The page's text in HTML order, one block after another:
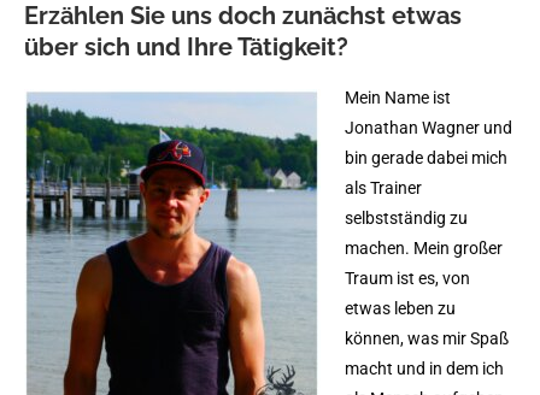
Erzählen Sie uns doch zunächst etwas
über sich und Ihre Tätigkeit?
Mein Name ist
Jonathan Wagner und
bin gerade dabei mich
als Trainer
selbstständig zu
machen. Mein großer
Traum ist es, von
etwas leben zu
können, was mir Spaß
macht und in dem ich